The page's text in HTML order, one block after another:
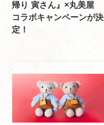
帰り 寅さん』×丸美屋
コラボキャンペーンが決
定！